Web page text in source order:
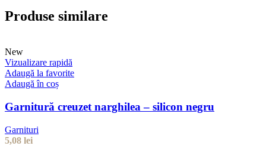
Produse similare
New
Vizualizare rapidă
Adaugă la favorite
Adaugă în coș
Garnitură creuzet narghilea – silicon negru
Garnituri
5,08 lei